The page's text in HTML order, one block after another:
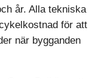
år. Alla tekniska
för att
när bygganden